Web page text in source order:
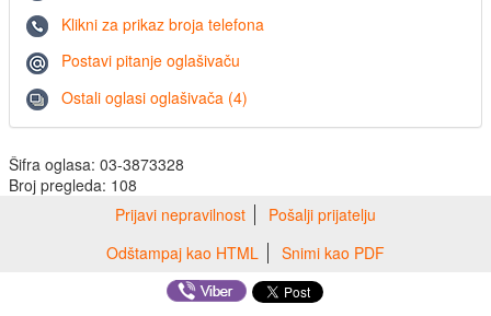
Klikni za prikaz broja telefona
Postavi pitanje oglašivaču
Ostali oglasi oglašivača (4)
Šifra oglasa: 03-3873328
Broj pregleda: 108
Prijavi nepravilnost
Pošalji prijatelju
Odštampaj kao HTML
Snimi kao PDF